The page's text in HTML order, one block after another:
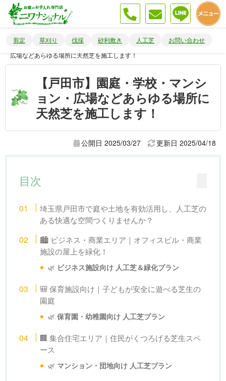
【戸田市】園庭・学校・マンション・
広場などあらゆる場所に天然芝を施工します！
【戸田市】園庭・学校・マンシ
ョン・広場などあらゆる場所に
天然芝を施工します！
公開日 2025/03/27 更新日 2025/04/18
目次
埼玉県戸田市で庭や土地を有効活用し、人工芝の
ある快適な空間つくりませんか？
🏙 ビジネス・商業エリア｜オフィスビル・商業
施設の屋上を緑化！
🌿 ビジネス施設向け 人工芝＆緑化プラン
🎒 保育施設向け｜子どもが安全に遊べる芝生の
園庭
🌿保育園・幼稚園向け 人工芝プラン
🏢 集合住宅エリア｜住民がくつろげる芝生スペ
ース
🌿 マンション・団地向け 人工芝プラン
剪定 草刈り 伐採 砂利敷き 人工芝 お問い合わせ